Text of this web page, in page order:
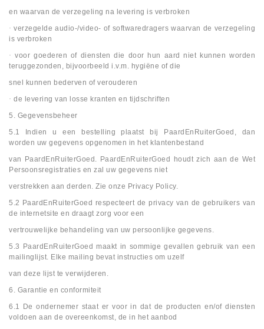
en waarvan de verzegeling na levering is verbroken
·verzegelde audio-/video- of softwaredragers waarvan de verzegeling
is verbroken
·voor goederen of diensten die door hun aard niet kunnen worden
teruggezonden, bijvoorbeeld i.v.m. hygiëne of die
snel kunnen bederven of verouderen
· de levering van losse kranten en tijdschriften
5. Gegevensbeheer
5.1 Indien u een bestelling plaatst bij PaardEnRuiterGoed, dan
worden uw gegevens opgenomen in het klantenbestand
van PaardEnRuiterGoed. PaardEnRuiterGoed houdt zich aan de Wet
Persoonsregistraties en zal uw gegevens niet
verstrekken aan derden. Zie onze Privacy Policy.
5.2 PaardEnRuiterGoed respecteert de privacy van de gebruikers van
de internetsite en draagt zorg voor een
vertrouwelijke behandeling van uw persoonlijke gegevens.
5.3 PaardEnRuiterGoed maakt in sommige gevallen gebruik van een
mailinglijst. Elke mailing bevat instructies om uzelf
van deze lijst te verwijderen.
6. Garantie en conformiteit
6.1 De ond ernemer staat er voor in dat de producten en/of diensten
voldoen aan de overeenkomst, de in het aanbod